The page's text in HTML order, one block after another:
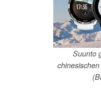
Suunto